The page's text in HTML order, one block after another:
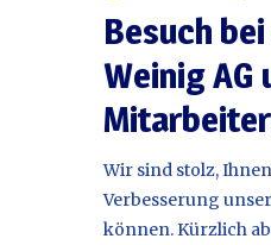
Besuch
Weinig AG
Wir sind stolz,
Verbesserung
können. Kürzlich